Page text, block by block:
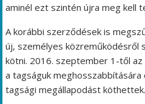
aminél ezt szintén újra meg kell
A korábbi szerződések is
új, személyes közreműködésről
kötni. 2016. szeptember 1-től az
a tagságuk meghosszabbítására
tagsági megállapodást köthettek.